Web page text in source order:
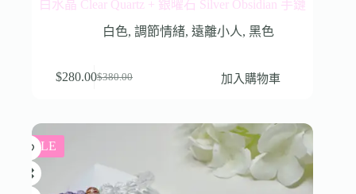
白水晶 Clear Quartz + 銀曜石 Silver Obsidian 手鏈
白色,調節情緒,遠離小人, 黑色
$380.00
$280.00 加入購物車
SALE